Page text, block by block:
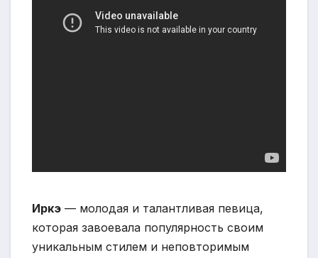
Иркэ — молодая и талантливая певица,
которая завоевала популярность своим
уникальным стилем и неповторимым